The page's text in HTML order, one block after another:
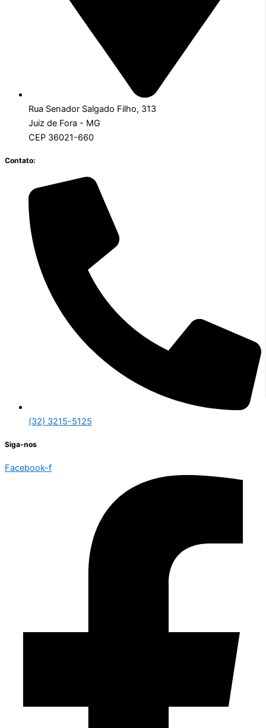
Rua Senador Salgado Filho, 313
Juiz de Fora - MG
CEP 36021-660
Contato:
(32) 3215-5125
Siga-nos
Facebook-f